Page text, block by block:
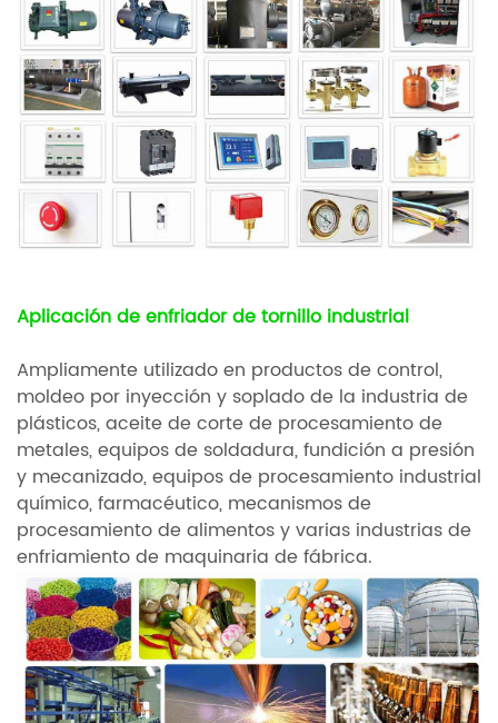
Aplicación de enfriador de tornillo industrial
Ampliamente utilizado en productos de control,
moldeo por inyección y soplado de la industria de
plásticos, aceite de corte de procesamiento de
metales, equipos de soldadura, fundición a presión
y mecanizado, equipos de procesamiento industrial
químico, farmacéutico, mecanismos de
procesamiento de alimentos y varias industrias de
enfriamiento de maquinaria de fábrica.